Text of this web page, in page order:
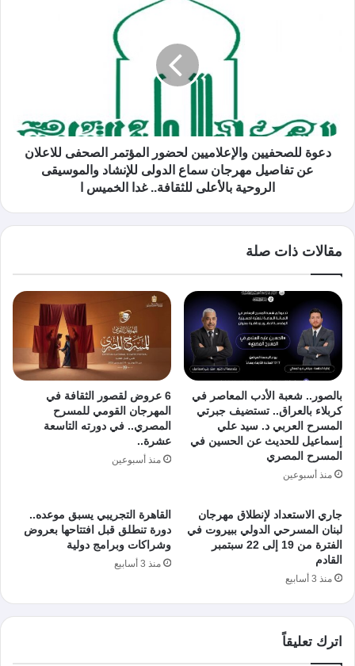
دعوة للصحفيين والإعلاميين لحضور المؤتمر الصحفى للاعلان
عن تفاصيل مهرجان سماع الدولى للإنشاد والموسيقى
الروحية بالأعلى للثقافة.. غدا الخميس ا
مقالات ذات صلة
بالصور.. شعبة الأدب المعاصر في
كربلاء بالعراق.. تستضيف جبرتي
المسرح العربي د. سيد علي
إسماعيل للحديث عن الحسين في
المسرح المصري
منذ أسبوعين
6 عروض لقصور الثقافة في
المهرجان القومي للمسرح
المصري.. في دورته التاسعة
عشرة..
منذ أسبوعين
جاري الاستعداد لإنطلاق مهرجان
لبنان المسرحي الدولي ببيروت في
الفترة من 19 إلى 22 سبتمبر
القادم
منذ 3 أسابيع
القاهرة التجريبي يسبق موعده..
دورة تنطلق قبل افتتاحها بعروض
وشراكات وبرامج دولية
منذ 3 أسابيع
اترك تعليقاً